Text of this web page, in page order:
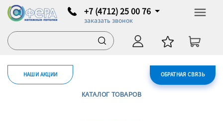
+7 (4712) 25 00 76
заказать звонок
ОБРАТНАЯ СВЯЗЬ
НАШИ АКЦИИ
КАТАЛОГ ТОВАРОВ